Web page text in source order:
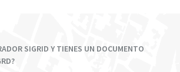
SIGRID Y TIENES UN DOCUMENTO